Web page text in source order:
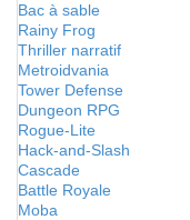
Bac à sable
Rainy Frog
Thriller narratif
Metroidvania
Tower Defense
Dungeon RPG
Rogue-Lite
Hack-and-Slash
Cascade
Battle Royale
Moba